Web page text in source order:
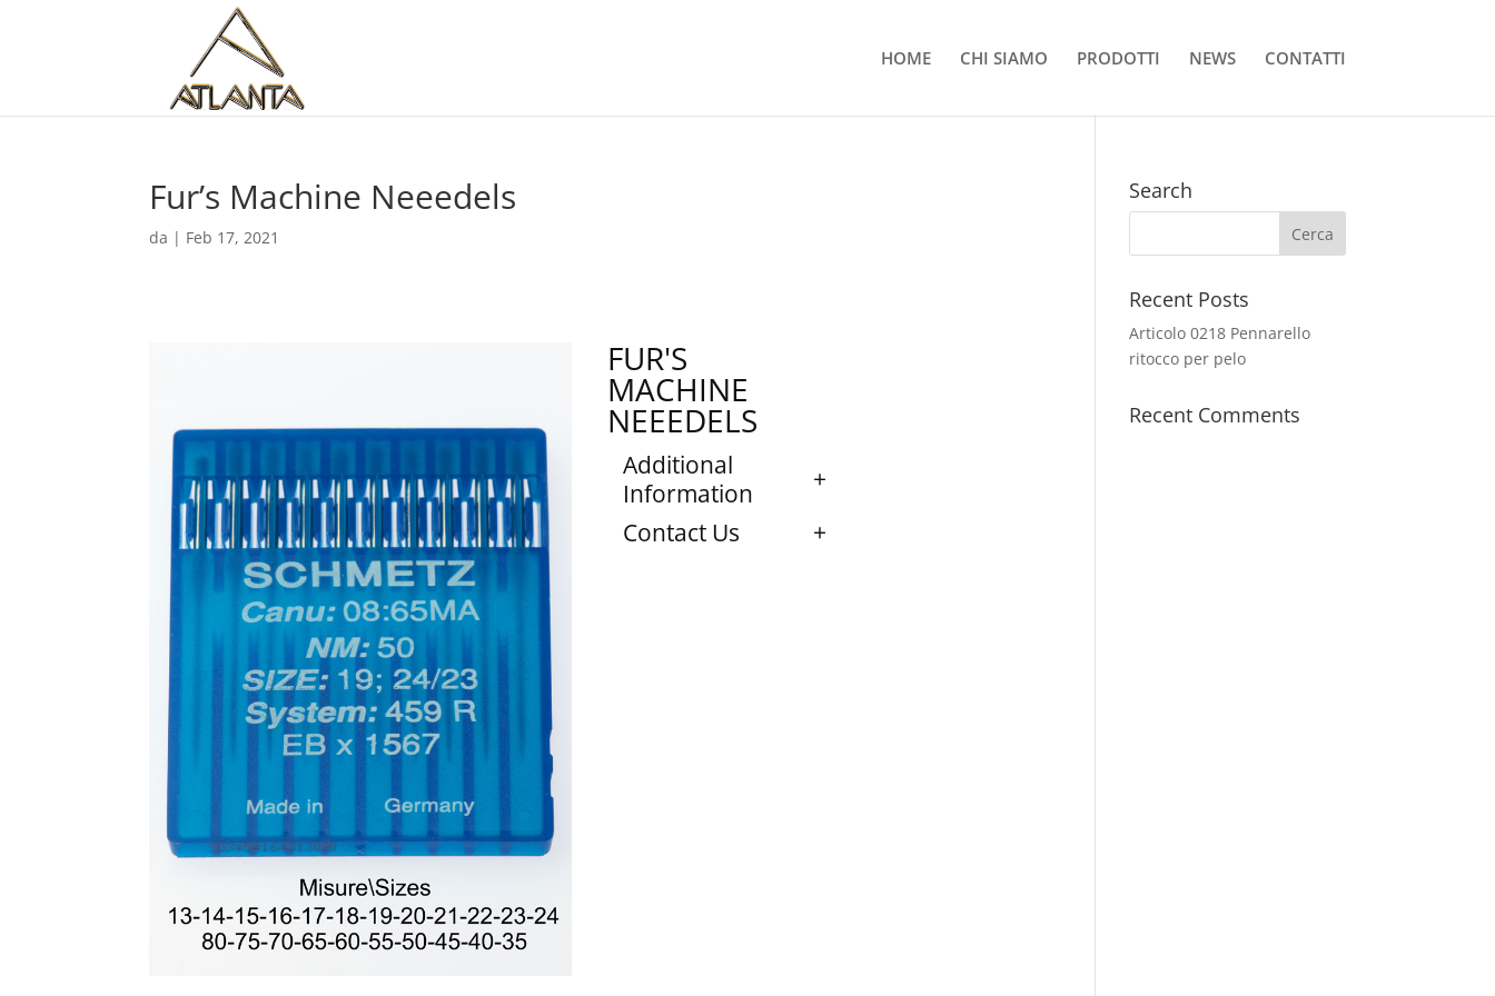
HOME CHI SIAMO PRODOTTI NEWS CONTATTI
Fur’s Machine Neeedels
da | Feb 17, 2021
FUR'S
MACHINE
NEEEDELS
Additional
Information
Contact Us
Search
Recent Posts
Articolo 0218 Pennarello
ritocco per pelo
Recent Comments